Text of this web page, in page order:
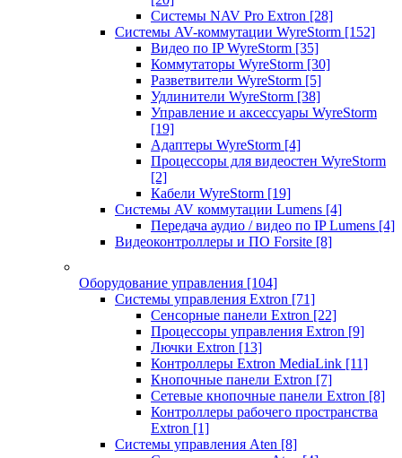
Системы NAV Pro Extron [28]
Системы AV-коммутации WyreStorm [152]
Видео по IP WyreStorm [35]
Коммутаторы WyreStorm [30]
Разветвители WyreStorm [5]
Удлинители WyreStorm [38]
Управление и аксессуары WyreStorm
[19]
Адаптеры WyreStorm [4]
Процессоры для видеостен WyreStorm
[2]
Кабели WyreStorm [19]
Системы AV коммутации Lumens [4]
Передача аудио / видео по IP Lumens [4]
Видеоконтроллеры и ПО Forsite [8]
Оборудование управления [104]
Системы управления Extron [71]
Сенсорные панели Extron [22]
Процессоры управления Extron [9]
Лючки Extron [13]
Контроллеры Extron MediaLink [11]
Кнопочные панели Extron [7]
Сетевые кнопочные панели Extron [8]
Контроллеры рабочего пространства
Extron [1]
Системы управления Aten [8]